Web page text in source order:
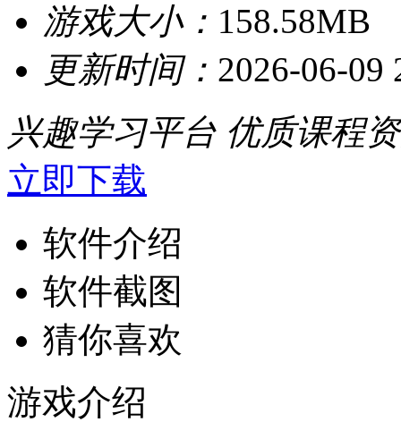
游戏大小： 158.58MB
更新时间： 2026-06-09
兴趣学习平台 优质课程
立即下载
软件介绍
软件截图
猜你喜欢
游戏介绍